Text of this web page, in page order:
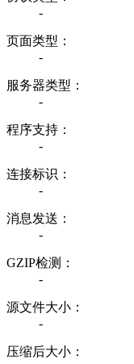
-
页面类型：
-
服务器类型：
-
程序支持：
-
连接标识：
-
消息发送：
-
GZIP检测：
-
源文件大小：
-
压缩后大小：